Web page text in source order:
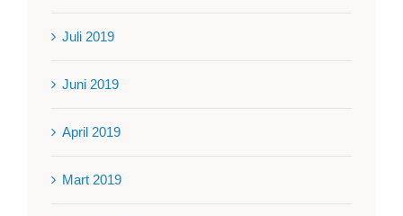
Juli 2019
Juni 2019
April 2019
Mart 2019